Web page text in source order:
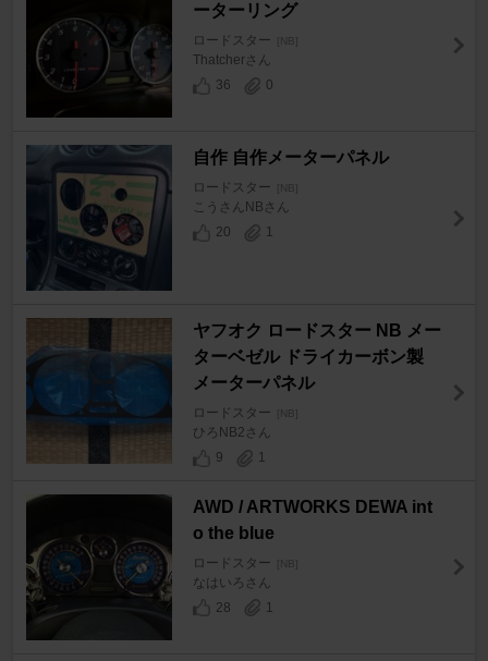
ーターリング
ロードスター [NB]
Thatcherさん
36
0
自作 自作メーターパネル
ロードスター [NB]
こうさんNBさん
20
1
ヤフオク ロードスター NB メー
ターベゼル ドライカーボン製
メーターパネル
ロードスター [NB]
ひろNB2さん
9
1
AWD / ARTWORKS DEWA int
o the blue
ロードスター [NB]
なはいろさん
28
1